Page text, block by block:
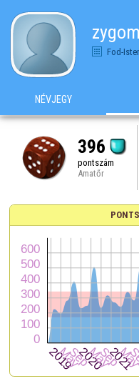
Fod-
NÉVJEGY
396
pontszám
Amatőr